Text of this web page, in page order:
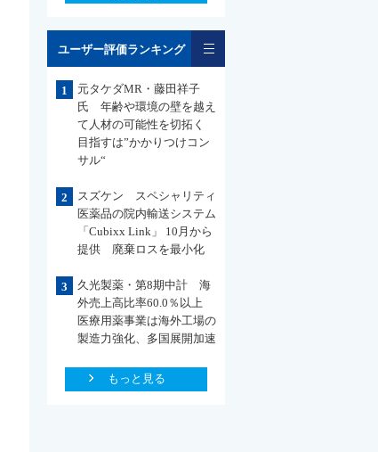
ユーザー評価ランキング
1
元タケダMR・藤田祥子
氏 年齢や環境の壁を越え
て人材の可能性を切拓く
目指すは”かかりつけコン
サル“
2
スズケン スペシャリティ
医薬品の院内輸送システム
「Cubixx Link」 10月から
提供 廃棄ロスを最小化
3
久光製薬・第8期中計 海
外売上高比率60.0％以上
医療用薬事業は海外工場の
製造力強化、多国展開加速
もっと見る